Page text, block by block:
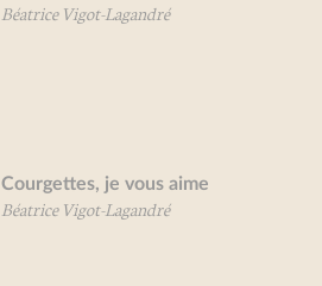
Béatrice Vigot-Lagandré
Courgettes, je vous aime
Béatrice Vigot-Lagandré